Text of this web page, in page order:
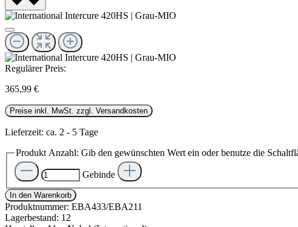
Regulärer Preis:
365,99 €
Preise inkl. MwSt. zzgl. Versandkosten
Lieferzeit: ca. 2 - 5 Tage
Produkt Anzahl: Gib den gewünschten Wert ein oder benutze die
Gebinde
In den Warenkorb
Produktnummer: EBA433/EBA211
Lagerbestand: 12